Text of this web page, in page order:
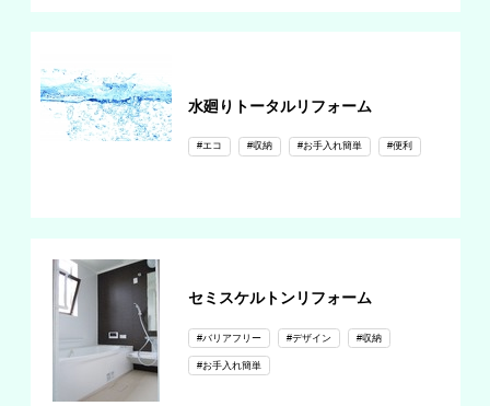
水廻りトータルリフォーム
#エコ #収納 #お手入れ簡単 #便利
セミスケルトンリフォーム
#バリアフリー #デザイン #収納
#お手入れ簡単